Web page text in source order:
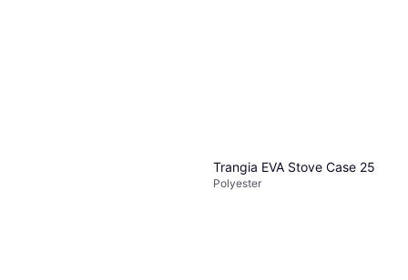
Trangia EVA Stove Case 25
Polyester